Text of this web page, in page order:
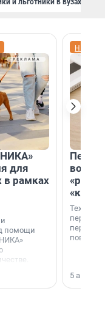
и льготники в вузах СПб
для
рамках
помощи
5